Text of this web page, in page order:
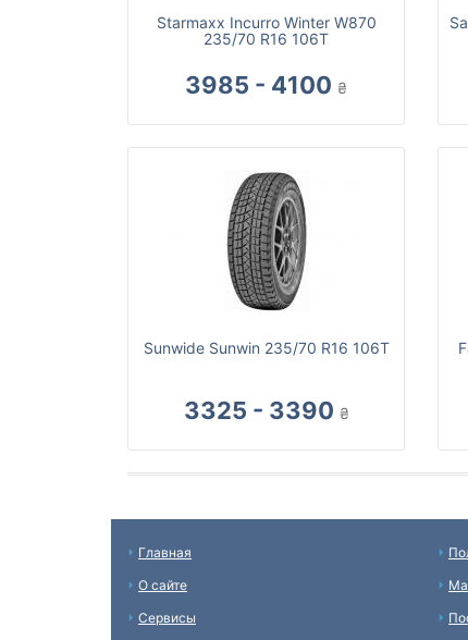
Starmaxx Incurro Winter W870
235/70 R16 106T
3985 - 4100 ₴
Sunwide Sunwin 235/70 R16 106T
3325 - 3390 ₴
Главная
О сайте
Сервисы